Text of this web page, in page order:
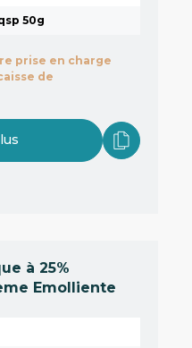
50g
prise en charge
de
à 25%
Emolliente